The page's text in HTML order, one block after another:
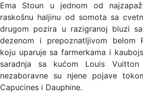
Ema Stoun u jednom od
raskošnu haljinu od somota sa
drugom pozira u razigranoj bluzi
dezenom i prepoznatljivom belom
koju uparuje sa farmerkama i
saradnja sa kućom Louis
nezaboravne su njene pojave
Capucines i Dauphine.